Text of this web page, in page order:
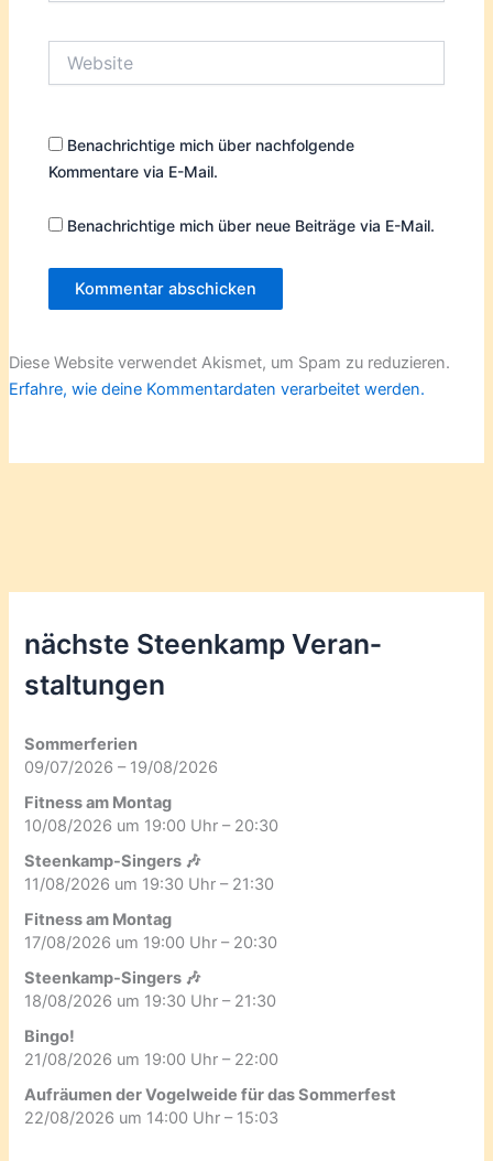
Benachrichtige mich über nachfolgende
Kommentare via E-Mail.
Benachrichtige mich über neue Beiträge via E-Mail.
Diese Website verwendet Akismet, um Spam zu reduzieren.
Erfahre, wie deine Kommentardaten verarbeitet werden.
nächste Steenkamp Veran­
staltungen
Sommerferien
09/07/2026 – 19/08/2026
Fitness am Montag
10/08/2026 um 19:00 Uhr – 20:30
Steenkamp-Singers 🎶
11/08/2026 um 19:30 Uhr – 21:30
Fitness am Montag
17/08/2026 um 19:00 Uhr – 20:30
Steenkamp-Singers 🎶
18/08/2026 um 19:30 Uhr – 21:30
Bingo!
21/08/2026 um 19:00 Uhr – 22:00
Aufräumen der Vogelweide für das Sommerfest
22/08/2026 um 14:00 Uhr – 15:03